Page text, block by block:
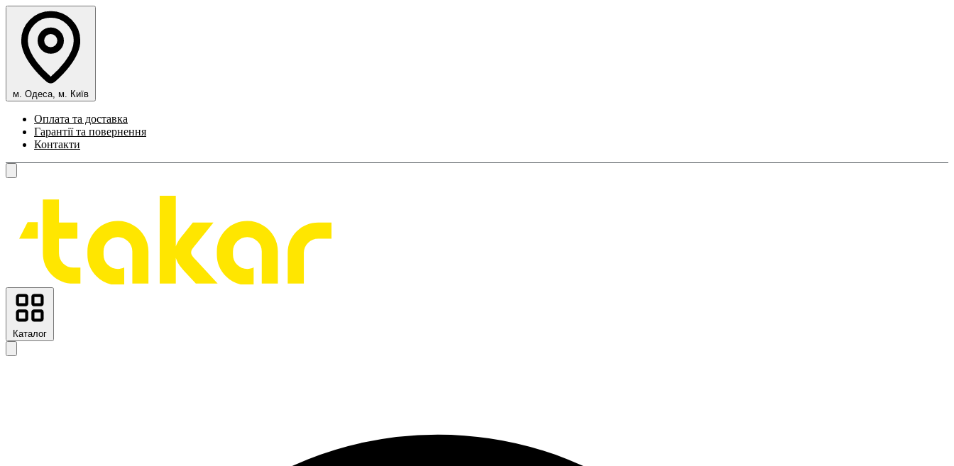
м. Одеса, м. Київ
Оплата та доставка
Гарантії та повернення
Контакти
Каталог